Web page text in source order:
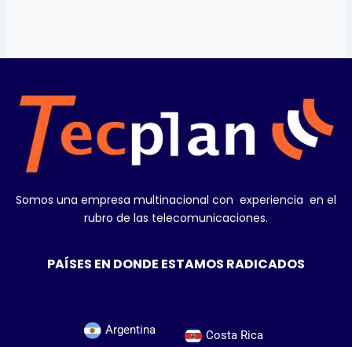
Somos una empresa multinacional con experiencia en el
rubro de las telecomunicaciones.
PAÍSES EN DONDE ESTAMOS RADICADOS
Argentina Costa Rica